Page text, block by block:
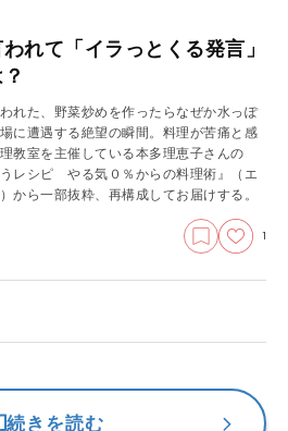
れて「イラっとくる発言」
れた、野菜炒めを作ったらなぜか水っぽ
に遭遇する絶望の瞬間。料理が苦痛と感
教室を主催している本多理恵子さんの
うレシピ やる気０％からの料理術』（エ
から一部抜粋、再構成してお届けする。
1
続きを読む